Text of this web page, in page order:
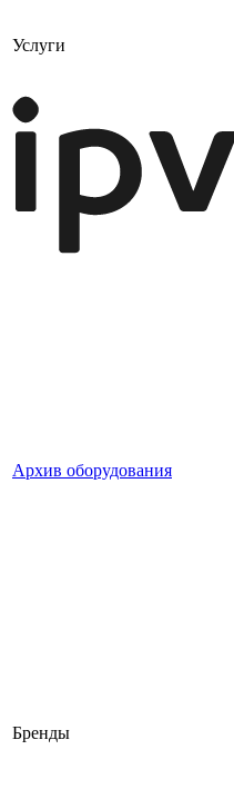
Услуги
Архив оборудования
Бренды